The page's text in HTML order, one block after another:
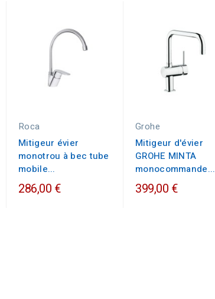
Roca
Mitigeur évier
monotrou à bec tube
mobile...
286,00 €
Grohe
Mitigeur d'évier
GROHE MINTA
monocommande...
399,00 €